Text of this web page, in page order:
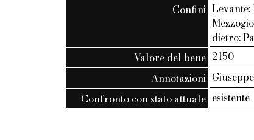
Confini
dietro:
Valore del bene 2150
Annotazioni
Confronto con stato attuale esistente